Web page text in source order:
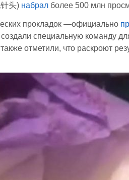
头) набрал более 500 млн
прокладок —официально
специальную команду
отметили, что раскроют